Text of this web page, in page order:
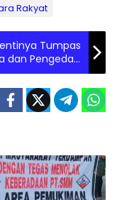
Rakyat
Tumpas
dan Pengedar